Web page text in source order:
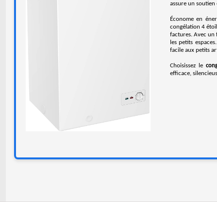
assure un soutien
Économe en
congélation 4
factures. Avec un
les petits
facile aux petits
Choisissez le
efficace,